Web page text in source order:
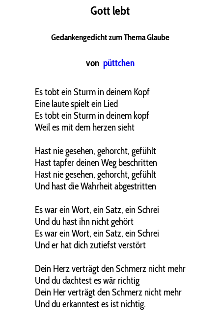
Gott lebt
Gedankengedicht zum Thema Glaube
von püttchen
Es tobt ein Sturm in deinem Kopf
Eine laute spielt ein Lied
Es tobt ein Sturm in deinem kopf
Weil es mit dem herzen sieht
Hast nie gesehen, gehorcht, gefühlt
Hast tapfer deinen Weg beschritten
Hast nie gesehen, gehorcht, gefühlt
Und hast die Wahrheit abgestritten
Es war ein Wort, ein Satz, ein Schrei
Und du hast ihn nicht gehört
Es war ein Wort, ein Satz, ein Schrei
Und er hat dich zutiefst verstört
Dein Herz verträgt den Schmerz nicht mehr
Und du dachtest es wär richtig
Dein Her verträgt den Schmerz nicht mehr
Und du erkanntest es ist nichtig.